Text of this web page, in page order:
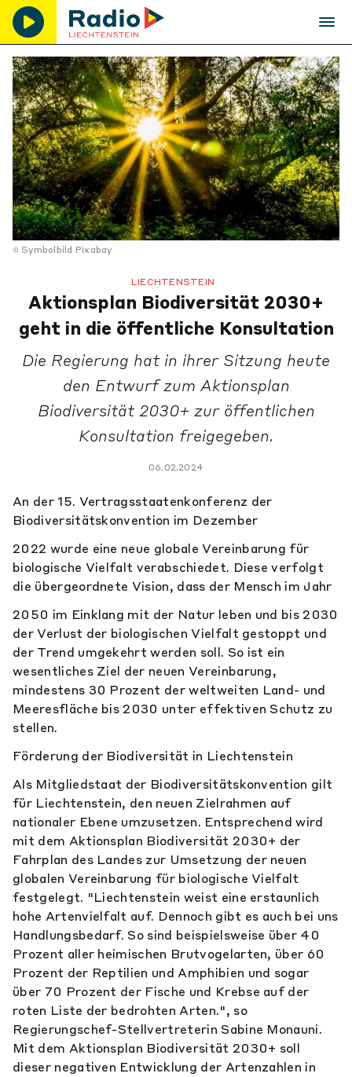
Symbolbild Pixabay
LIECHTENSTEIN
Aktionsplan Biodiversität 2030+
geht in die öffentliche Konsultation
Die Regierung hat in ihrer Sitzung heute
den Entwurf zum Aktionsplan
Biodiversität 2030+ zur öffentlichen
Konsultation freigegeben.
06.02.2024
An der 15. Vertragsstaatenkonferenz der
Biodiversitätskonvention im Dezember
2022 wurde eine neue globale Vereinbarung für
biologische Vielfalt verabschiedet. Diese verfolgt
die übergeordnete Vision, dass der Mensch im Jahr
2050 im Einklang mit der Natur leben und bis 2030
der Verlust der biologischen Vielfalt gestoppt und
der Trend umgekehrt werden soll. So ist ein
wesentliches Ziel der neuen Vereinbarung,
mindestens 30 Prozent der weltweiten Land- und
Meeresfläche bis 2030 unter effektiven Schutz zu
stellen.
Förderung der Biodiversität in Liechtenstein
Als Mitgliedstaat der Biodiversitätskonvention gilt
für Liechtenstein, den neuen Zielrahmen auf
nationaler Ebene umzusetzen. Entsprechend wird
mit dem Aktionsplan Biodiversität 2030+ der
Fahrplan des Landes zur Umsetzung der neuen
globalen Vereinbarung für biologische Vielfalt
festgelegt. "Liechtenstein weist eine erstaunlich
hohe Artenvielfalt auf. Dennoch gibt es auch bei uns
Handlungsbedarf. So sind beispielsweise über 40
Prozent aller heimischen Brutvogelarten, über 60
Prozent der Reptilien und Amphibien und sogar
über 70 Prozent der Fische und Krebse auf der
roten Liste der bedrohten Arten.", so
Regierungschef-Stellvertreterin Sabine Monauni.
Mit dem Aktionsplan Biodiversität 2030+ soll
dieser negativen Entwicklung der Artenzahlen in